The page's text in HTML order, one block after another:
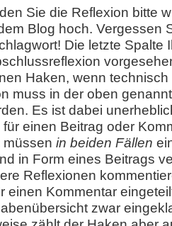
Sie die Reflexion bitte
Blog hoch. Vergessen
Die letzte Spalte
Haken, wenn
muss in der oben
Es ist dabei
für einen Beitrag oder
müssen in beiden Fällen
in Form eines Beitrags
Reflexionen
einen Kommentar
zwar